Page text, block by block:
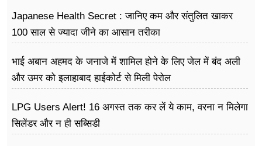
Japanese Health Secret : जानिए कम और संतुलित खाकर
100 साल से ज्यादा जीने का आसान तरीका
भाई अबान अहमद के जनाजे में शामिल होने के लिए जेल में बंद अली
और उमर को इलाहाबाद हाईकोर्ट से मिली पेरोल
LPG Users Alert! 16 अगस्त तक कर लें ये काम, वरना न मिलेगा
सिलेंडर और न ही सब्सिडी